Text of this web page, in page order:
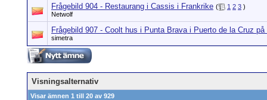
Frågebild 904 - Restaurang i Cassis i Frankrike ( 1 2 3 )
Netwolf
Frågebild 907 - Coolt hus i Punta Brava i Puerto de la Cruz på
simetra
Visningsalternativ
Visar ämnen 1 till 20 av 929